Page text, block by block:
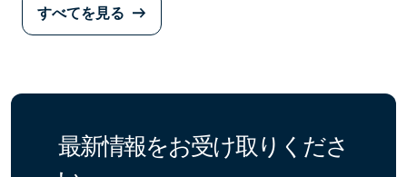
すべてを見る
最新情報をお受け取りくださ